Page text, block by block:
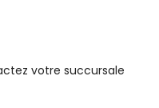
votre succursale